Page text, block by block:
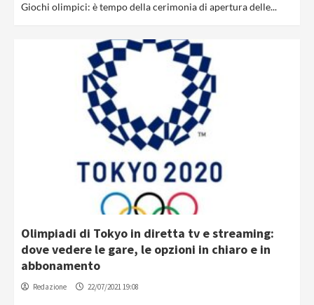
Giochi olimpici: è tempo della cerimonia di apertura delle...
Olimpiadi di Tokyo in diretta tv e streaming:
dove vedere le gare, le opzioni in chiaro e in
abbonamento
Redazione 22/07/2021 19:08